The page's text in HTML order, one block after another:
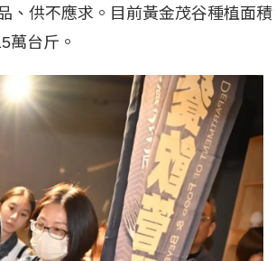
、供不應求。目前黃金茂谷種植面積
萬台斤。